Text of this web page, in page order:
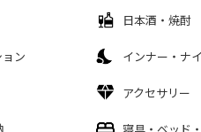
日本酒・焼酎
ン インナー・ナ
アクセサリー